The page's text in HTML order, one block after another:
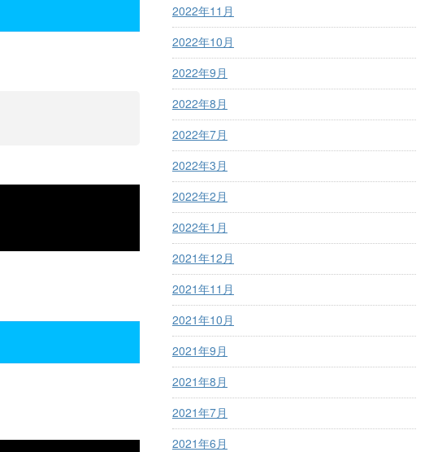
2022年11月
2022年10月
2022年9月
2022年8月
2022年7月
2022年3月
2022年2月
2022年1月
2021年12月
2021年11月
2021年10月
2021年9月
2021年8月
2021年7月
2021年6月